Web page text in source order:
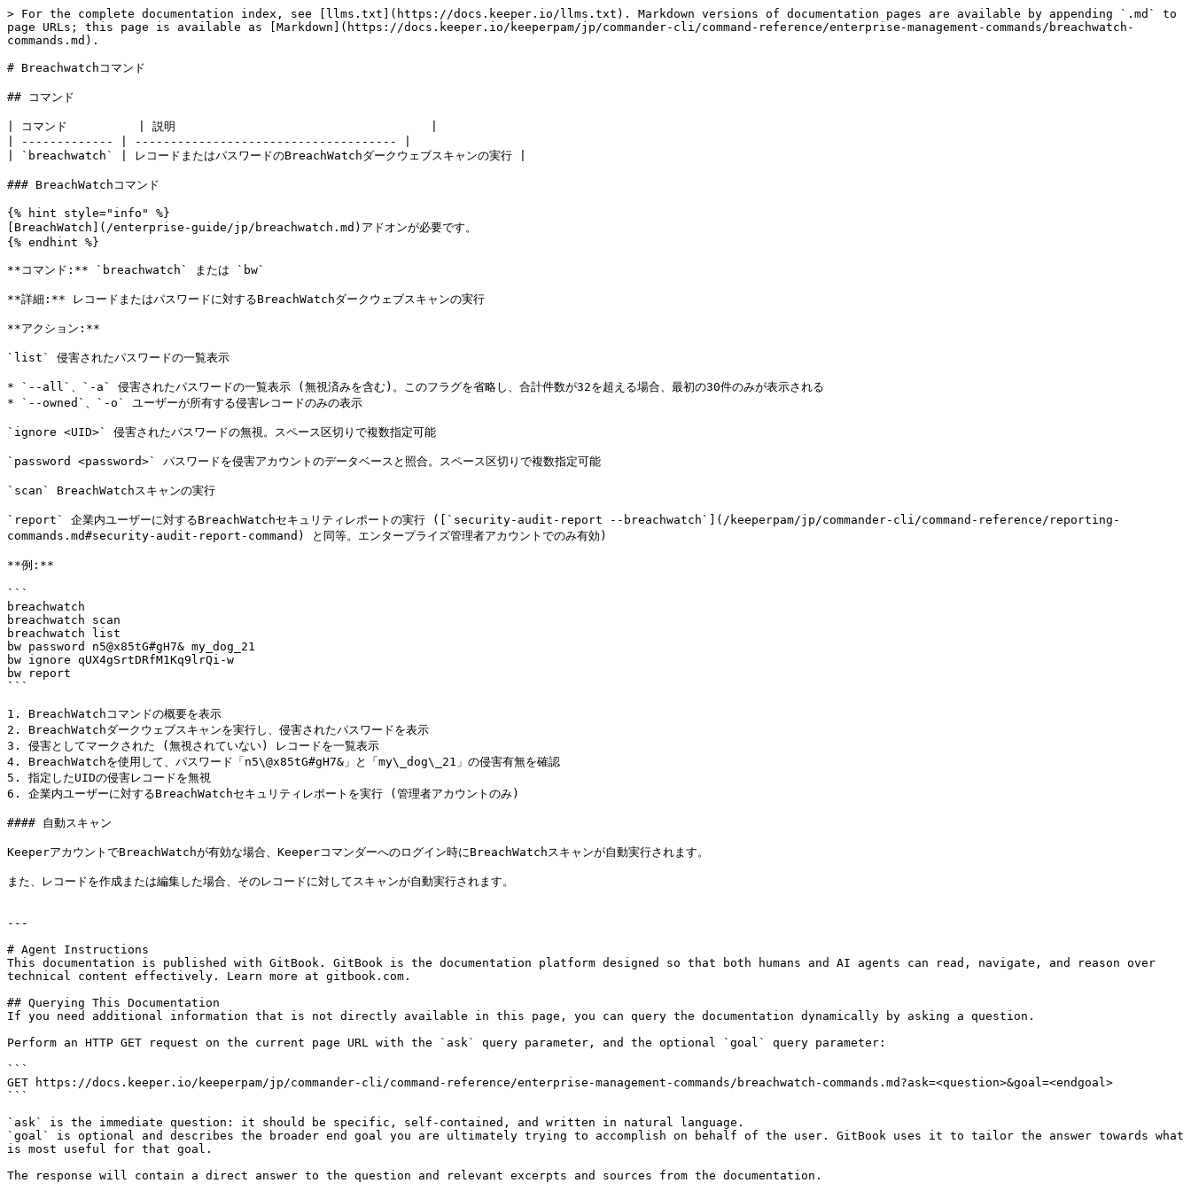
> For the complete documentation index, see [llms.txt](https://docs.keeper.io/llms.txt). Markdown versions of documentation pages are available by appending `.md` to
page URLs; this page is available as [Markdown](https://docs.keeper.io/keeperpam/jp/commander-cli/command-reference/enterprise-management-commands/breachwatch-
commands.md).
# Breachwatchコマンド
## コマンド
| コマンド          | 説明                                    |
| ------------- | ------------------------------------- |
| `breachwatch` | レコードまたはパスワードのBreachWatchダークウェブスキャンの実行 |
### BreachWatchコマンド
{% hint style="info" %}
[BreachWatch](/enterprise-guide/jp/breachwatch.md)アドオンが必要です。
{% endhint %}
**コマンド:** `breachwatch` または `bw`
**詳細:** レコードまたはパスワードに対するBreachWatchダークウェブスキャンの実行
**アクション:**
`list` 侵害されたパスワードの一覧表示
* `--all`、`-a` 侵害されたパスワードの一覧表示 (無視済みを含む)。このフラグを省略し、合計件数が32を超える場合、最初の30件のみが表示される
* `--owned`、`-o` ユーザーが所有する侵害レコードのみの表示
`ignore <UID>` 侵害されたパスワードの無視。スペース区切りで複数指定可能
`password <password>` パスワードを侵害アカウントのデータベースと照合。スペース区切りで複数指定可能
`scan` BreachWatchスキャンの実行
`report` 企業内ユーザーに対するBreachWatchセキュリティレポートの実行 ([`security-audit-report --breachwatch`](/keeperpam/jp/commander-cli/command-reference/reporting-
commands.md#security-audit-report-command) と同等。エンタープライズ管理者アカウントでのみ有効)
**例:**
```
breachwatch
breachwatch scan
breachwatch list
bw password n5@x85tG#gH7& my_dog_21
bw ignore qUX4gSrtDRfM1Kq9lrQi-w
bw report
```
1. BreachWatchコマンドの概要を表示
2. BreachWatchダークウェブスキャンを実行し、侵害されたパスワードを表示
3. 侵害としてマークされた (無視されていない) レコードを一覧表示
4. BreachWatchを使用して、パスワード「n5\@x85tG#gH7&」と「my\_dog\_21」の侵害有無を確認
5. 指定したUIDの侵害レコードを無視
6. 企業内ユーザーに対するBreachWatchセキュリティレポートを実行 (管理者アカウントのみ)
#### 自動スキャン
KeeperアカウントでBreachWatchが有効な場合、Keeperコマンダーへのログイン時にBreachWatchスキャンが自動実行されます。
また、レコードを作成または編集した場合、そのレコードに対してスキャンが自動実行されます。
---
# Agent Instructions
This documentation is published with GitBook. GitBook is the documentation platform designed so that both humans and AI agents can read, navigate, and reason over
technical content effectively. Learn more at gitbook.com.
## Querying This Documentation
If you need additional information that is not directly available in this page, you can query the documentation dynamically by asking a question.
Perform an HTTP GET request on the current page URL with the `ask` query parameter, and the optional `goal` query parameter:
```
GET https://docs.keeper.io/keeperpam/jp/commander-cli/command-reference/enterprise-management-commands/breachwatch-commands.md?ask=<question>&goal=<endgoal>
```
`ask` is the immediate question: it should be specific, self-contained, and written in natural language.
`goal` is optional and describes the broader end goal you are ultimately trying to accomplish on behalf of the user. GitBook uses it to tailor the answer towards what
is most useful for that goal.
The response will contain a direct answer to the question and relevant excerpts and sources from the documentation.